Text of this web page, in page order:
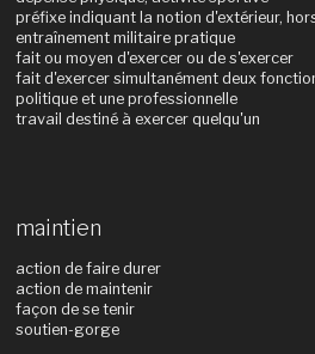
préfixe indiquant la notion d'extérieur,
entraînement militaire pratique
fait ou moyen d'exercer ou de s'exercer
fait d'exercer simultanément deux
politique et une professionnelle
travail destiné à exercer quelqu'un
maintien
action de faire durer
action de maintenir
façon de se tenir
soutien-gorge